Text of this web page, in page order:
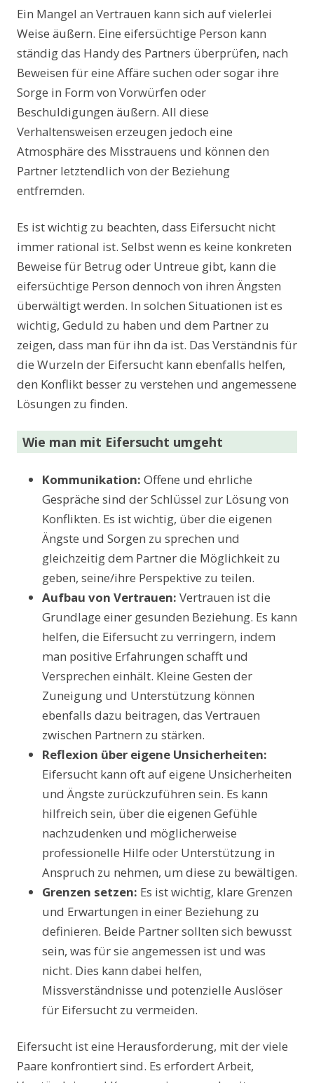
Ein Mangel an Vertrauen kann sich auf vielerlei
Weise äußern. Eine eifersüchtige Person kann
ständig das Handy des Partners überprüfen, nach
Beweisen für eine Affäre suchen oder sogar ihre
Sorge in Form von Vorwürfen oder
Beschuldigungen äußern. All diese
Verhaltensweisen erzeugen jedoch eine
Atmosphäre des Misstrauens und können den
Partner letztendlich von der Beziehung
entfremden.
Es ist wichtig zu beachten, dass Eifersucht nicht
immer rational ist. Selbst wenn es keine konkreten
Beweise für Betrug oder Untreue gibt, kann die
eifersüchtige Person dennoch von ihren Ängsten
überwältigt werden. In solchen Situationen ist es
wichtig, Geduld zu haben und dem Partner zu
zeigen, dass man für ihn da ist. Das Verständnis für
die Wurzeln der Eifersucht kann ebenfalls helfen,
den Konflikt besser zu verstehen und angemessene
Lösungen zu finden.
Wie man mit Eifersucht umgeht
Kommunikation: Offene und ehrliche
Gespräche sind der Schlüssel zur Lösung von
Konflikten. Es ist wichtig, über die eigenen
Ängste und Sorgen zu sprechen und
gleichzeitig dem Partner die Möglichkeit zu
geben, seine/ihre Perspektive zu teilen.
Aufbau von Vertrauen: Vertrauen ist die
Grundlage einer gesunden Beziehung. Es kann
helfen, die Eifersucht zu verringern, indem
man positive Erfahrungen schafft und
Versprechen einhält. Kleine Gesten der
Zuneigung und Unterstützung können
ebenfalls dazu beitragen, das Vertrauen
zwischen Partnern zu stärken.
Reflexion über eigene Unsicherheiten:
Eifersucht kann oft auf eigene Unsicherheiten
und Ängste zurückzuführen sein. Es kann
hilfreich sein, über die eigenen Gefühle
nachzudenken und möglicherweise
professionelle Hilfe oder Unterstützung in
Anspruch zu nehmen, um diese zu bewältigen.
Grenzen setzen: Es ist wichtig, klare Grenzen
und Erwartungen in einer Beziehung zu
definieren. Beide Partner sollten sich bewusst
sein, was für sie angemessen ist und was
nicht. Dies kann dabei helfen,
Missverständnisse und potenzielle Auslöser
für Eifersucht zu vermeiden.
Eifersucht ist eine Herausforderung, mit der viele
Paare konfrontiert sind. Es erfordert Arbeit,